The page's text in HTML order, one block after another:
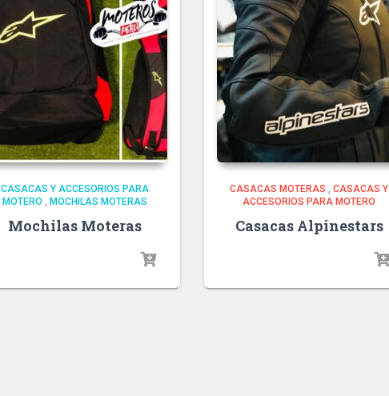
CASACAS Y ACCESORIOS PARA
MOTERO , MOCHILAS MOTERAS
Mochilas Moteras
CASACAS MOTERAS ,CASACAS Y
ACCESORIOS PARA MOTERO
Casacas Alpinestars